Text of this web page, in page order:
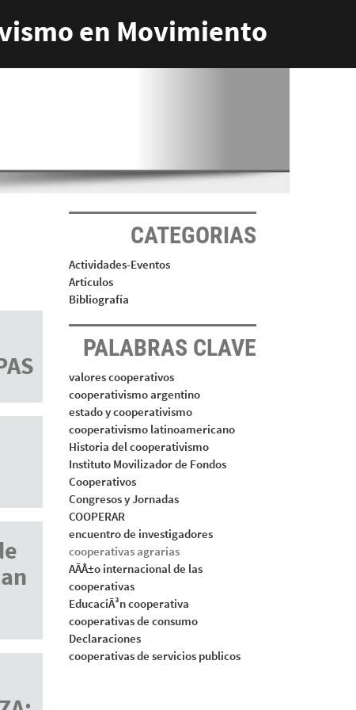
en Movimiento
CATEGORIAS
Actividades-Eventos
Artículos
Bibliografía
PALABRAS CLAVE
valores cooperativos
cooperativismo argentino
estado y cooperativismo
cooperativismo latinoamericano
Historia del cooperativismo
Instituto Movilizador de Fondos
Cooperativos
Congresos y Jornadas
COOPERAR
encuentro de investigadores
cooperativas agrarias
AÃÂ±o internacional de las
cooperativas
EducaciÃ³n cooperativa
cooperativas de consumo
Declaraciones
cooperativas de servicios publicos